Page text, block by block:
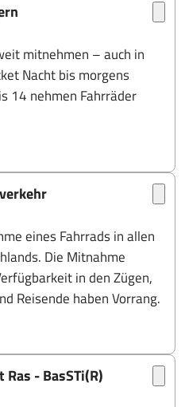
mitnehmen – auch in
Nacht bis morgens
14 nehmen Fahrräder
eines Fahrrads in allen
Die Mitnahme
in den Zügen,
Reisende haben Vorrang.
- BasSTi(R)